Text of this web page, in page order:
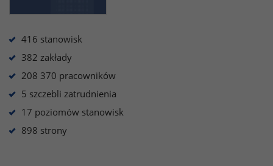
416 stanowisk
382 zakłady
208 370 pracowników
5 szczebli zatrudnienia
17 poziomów stanowisk
898 strony